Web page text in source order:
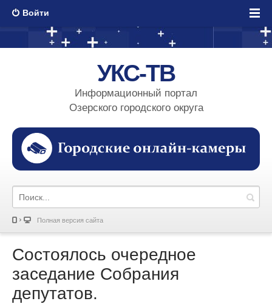
Войти
УКС-ТВ
Информационный портал
Озерского городского округа
Полная версия сайта
Состоялось очередное
заседание Собрания
депутатов.